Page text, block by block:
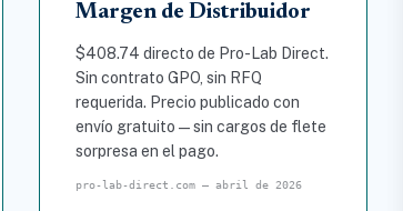
Margen de Distribuidor
$408.74 directo de Pro-Lab Direct.
Sin contrato GPO, sin RFQ
requerida. Precio publicado con
envío gratuito — sin cargos de flete
sorpresa en el pago.
pro-lab-direct.com — abril de 2026